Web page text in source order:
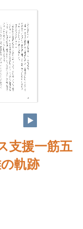
支援一筋五
軌跡